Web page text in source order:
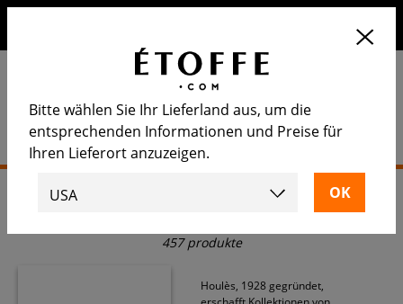
457 produkte
Houlès, 1928 gegründet,
Bitte wählen Sie Ihr Lieferland aus, um die
entsprechenden Informationen und Preise für
Ihren Lieferort anzuzeigen.